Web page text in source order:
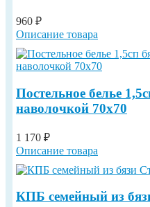
960 ₽
Описание товара
Постельное белье
наволочкой 70х70
1 170 ₽
Описание товара
КПБ семейный из